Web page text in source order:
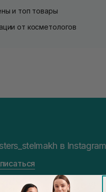
и топ товары
от косметологов
в Instagram